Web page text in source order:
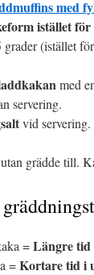
med
istället
(istället
med
servering.
vid servering.
grädde till.
=Längre tid
=Kortare tid i